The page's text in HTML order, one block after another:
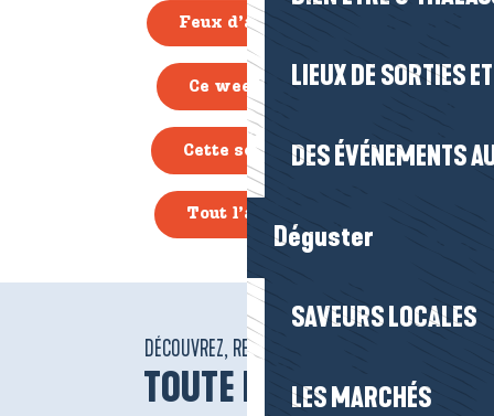
LIEUX DE SORTIES
DES ÉVÉNEMENTS
Déguster
SAVEURS LOCALES
LES MARCHÉS
Feux d’artifice
Ce week-end
Cette semaine
Tout l’agenda
DÉCOUVREZ, RESPIREZ, VIBREZ !
TOUTE L’ANNÉE